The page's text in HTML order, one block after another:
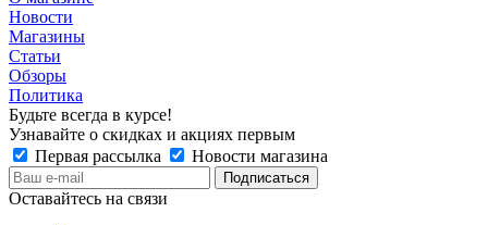
Новости
Магазины
Статьи
Обзоры
Политика
Будьте всегда в курсе!
Узнавайте о скидках и акциях первым
Первая рассылка
Новости магазина
Оставайтесь на связи